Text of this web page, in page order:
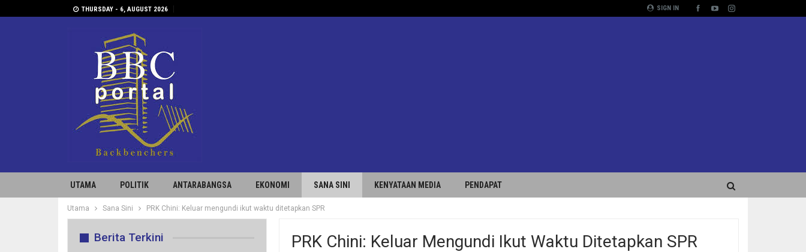
SIGN IN
THURSDAY - 6, AUGUST 2026
UTAMA POLITIK ANTARABANGSA EKONOMI SANA SINI KENYATAAN MEDIA PENDAPAT
Utama Sana Sini PRK Chini: Keluar mengundi ikut waktu ditetapkan SPR
PRK Chini: Keluar Mengundi Ikut Waktu Ditetapkan SPR
Berita Terkini